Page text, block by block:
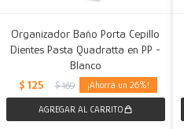
Organizador Baño Porta Cepillo
Dientes Pasta Quadratta en PP -
Blanco
$ 125 $ 169 26